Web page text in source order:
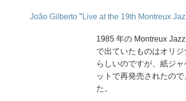
João Gilberto " Live at the 19th Montreux
1985 年の Montreux
で出ていたものはオリ
らしいのですが、紙ジ
ットで再発売されたの
た。